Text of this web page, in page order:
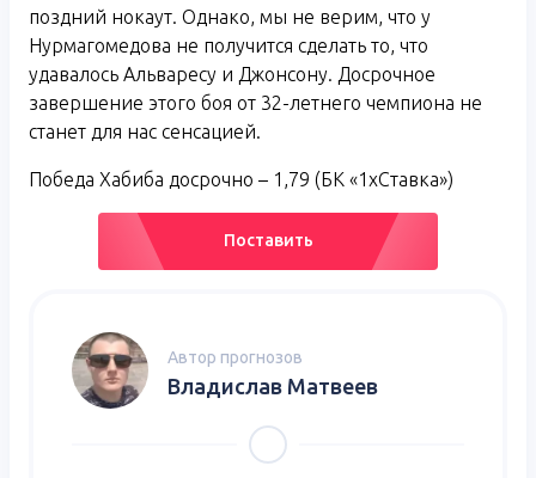
поздний нокаут. Однако, мы не верим, что у
Нурмагомедова не получится сделать то, что
удавалось Альваресу и Джонсону. Досрочное
завершение этого боя от 32-летнего чемпиона не
станет для нас сенсацией.
Победа Хабиба досрочно – 1,79 (БК «1хСтавка»)
Поставить
Автор прогнозов
Владислав Матвеев